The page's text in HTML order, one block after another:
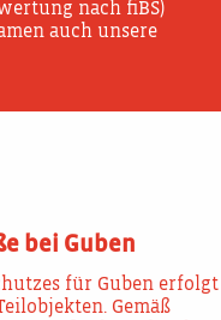
nach fiBS)
auch unsere
bei Guben
für Guben erfolgt
Gemäß